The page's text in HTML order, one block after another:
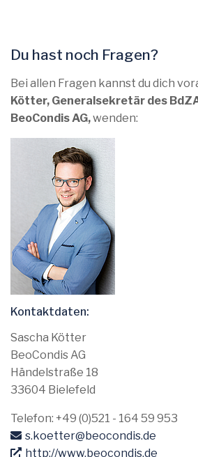
Du hast noch Fragen?
Bei allen Fragen kannst du dich
Kötter, Generalsekretär des
BeoCondis AG,wenden:
Kontaktdaten:
Sascha Kötter
BeoCondis AG
Händelstraße 18
33604 Bielefeld
Telefon: +49 (0)521 - 164 59 953
s.koetter@beocondis.de
http://www.beocondis.de